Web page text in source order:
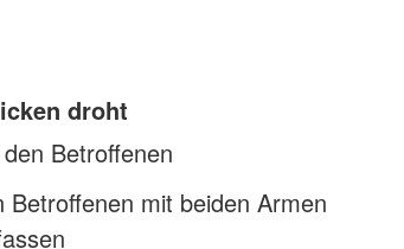
droht
Betroffenen
mit beiden Armen